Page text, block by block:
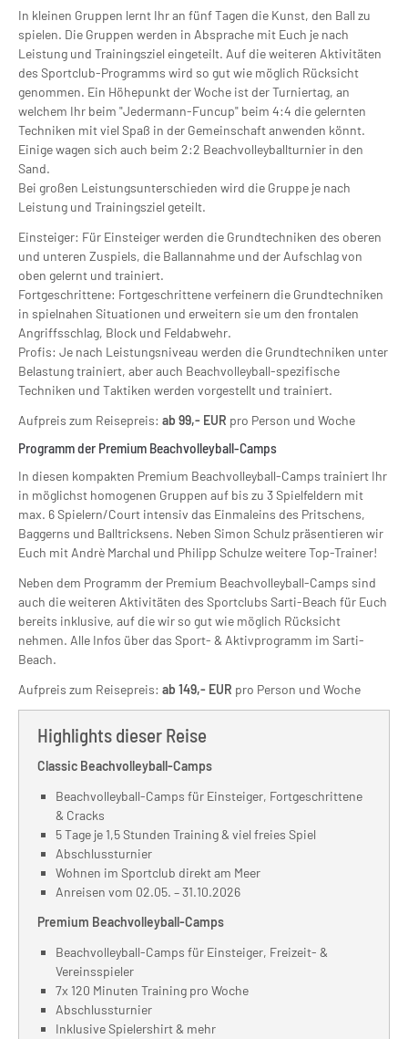
In kleinen Gruppen lernt Ihr an fünf Tagen die Kunst, den Ball zu
spielen. Die Gruppen werden in Absprache mit Euch je nach
Leistung und Trainingsziel eingeteilt. Auf die weiteren Aktivitäten
des Sportclub-Programms wird so gut wie möglich Rücksicht
genommen. Ein Höhepunkt der Woche ist der Turniertag, an
welchem Ihr beim "Jedermann-Funcup" beim 4:4 die gelernten
Techniken mit viel Spaß in der Gemeinschaft anwenden könnt.
Einige wagen sich auch beim 2:2 Beachvolleyballturnier in den
Sand.
Bei großen Leistungsunterschieden wird die Gruppe je nach
Leistung und Trainingsziel geteilt.
Einsteiger: Für Einsteiger werden die Grundtechniken des oberen
und unteren Zuspiels, die Ballannahme und der Aufschlag von
oben gelernt und trainiert.
Fortgeschrittene: Fortgeschrittene verfeinern die Grundtechniken
in spielnahen Situationen und erweitern sie um den frontalen
Angriffsschlag, Block und Feldabwehr.
Profis: Je nach Leistungsniveau werden die Grundtechniken unter
Belastung trainiert, aber auch Beachvolleyball-spezifische
Techniken und Taktiken werden vorgestellt und trainiert.
Aufpreis zum Reisepreis: ab 99,- EUR pro Person und Woche
Programm der Premium Beachvolleyball-Camps
In diesen kompakten Premium Beachvolleyball-Camps trainiert Ihr
in möglichst homogenen Gruppen auf bis zu 3 Spielfeldern mit
max. 6 Spielern/Court intensiv das Einmaleins des Pritschens,
Baggerns und Balltricksens. Neben Simon Schulz präsentieren wir
Euch mit Andrè Marchal und Philipp Schulze weitere Top-Trainer!
Neben dem Programm der Premium Beachvolleyball-Camps sind
auch die weiteren Aktivitäten des Sportclubs Sarti-Beach für Euch
bereits inklusive, auf die wir so gut wie möglich Rücksicht
nehmen. Alle Infos über das Sport- & Aktivprogramm im Sarti-
Beach.
Aufpreis zum Reisepreis: ab 149,- EUR pro Person und Woche
Highlights dieser Reise
Classic Beachvolleyball-Camps
Beachvolleyball-Camps für Einsteiger, Fortgeschrittene
& Cracks
5 Tage je 1,5 Stunden Training & viel freies Spiel
Abschlussturnier
Wohnen im Sportclub direkt am Meer
Anreisen vom 02.05. – 31.10.2026
Premium Beachvolleyball-Camps
Beachvolleyball-Camps für Einsteiger, Freizeit- &
Vereinsspieler
7x 120 Minuten Training pro Woche
Abschlussturnier
Inklusive Spielershirt & mehr